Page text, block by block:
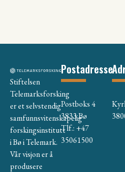
Stiftelsen
Telemarksforsking
er et selvstendig
samfunnsvitenskapelig
forskingsinstitutt
i Bø i Telemark.
Vår visjon er å
produsere
Postadresse
Postboks 4
3833 Bø
Tlf.: +47
35061500